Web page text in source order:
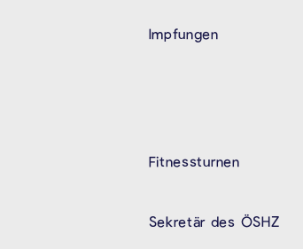
Impfungen
Gesundheit
Fitnessturnen
Sekretär des ÖSHZ